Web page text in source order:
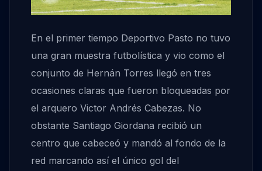
En el primer tiempo Deportivo Pasto no tuvo
una gran muestra futbolística y vio como el
conjunto de Hernán Torres llegó en tres
ocasiones claras que fueron bloqueadas por
el arquero Victor Andrés Cabezas. No
obstante Santiago Giordana recibió un
centro que cabeceó y mandó al fondo de la
red marcando así el único gol del